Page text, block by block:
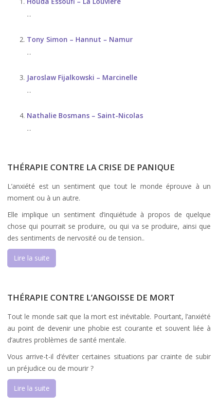
...
Tony Simon – Hannut – Namur
...
Jaroslaw Fijalkowski – Marcinelle
...
Nathalie Bosmans – Saint-Nicolas
...
THÉRAPIE CONTRE LA CRISE DE PANIQUE
L’anxiété est un sentiment que tout le monde éprouve à un
moment ou à un autre.
Elle implique un sentiment d’inquiétude à propos de quelque
chose qui pourrait se produire, ou qui va se produire, ainsi que
des sentiments de nervosité ou de tension..
Lire la suite
THÉRAPIE CONTRE L’ANGOISSE DE MORT
Tout le monde sait que la mort est inévitable. Pourtant, l’anxiété
au point de devenir une phobie est courante et souvent liée à
d’autres problèmes de santé mentale.
Vous arrive-t-il d’éviter certaines situations par crainte de subir
un préjudice ou de mourir ?
Lire la suite